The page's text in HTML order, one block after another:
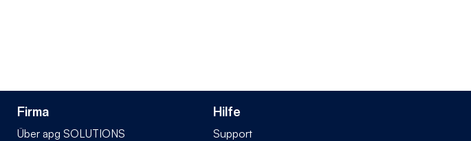
Firma
Über apg SOLUTIONS
Hilfe
Support